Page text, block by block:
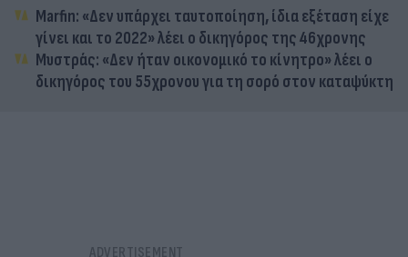
Marfin: «Δεν υπάρχει ταυτοποίηση, ίδια εξέταση είχε
γίνει και το 2022» λέει ο δικηγόρος της 46χρονης
Μυστράς: «Δεν ήταν οικονομικό το κίνητρο» λέει ο
δικηγόρος του 55χρονου για τη σορό στον καταψύκτη